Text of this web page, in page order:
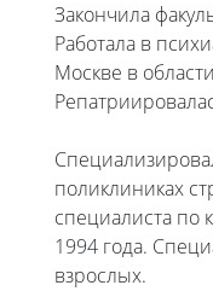
Закончила
Работала в
Москве в
поликлиниках
специалиста по
1994 года.
взрослых.